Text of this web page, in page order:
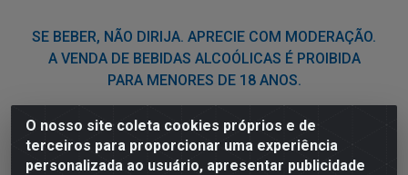
O nosso site coleta cookies próprios e de
terceiros para proporcionar uma experiência
personalizada ao usuário, apresentar publicidade
SE BEBER, NÃO DIRIJA. APRECIE COM MODERAÇÃO.
A VENDA DE BEBIDAS ALCOÓLICAS É PROIBIDA
PARA MENORES DE 18 ANOS.
Nordil Distribuidora - Avenida Liberdade, 2738, Bloco F -
Sesi - Bayeux/PB - CEP 58.111-400 - CNPJ